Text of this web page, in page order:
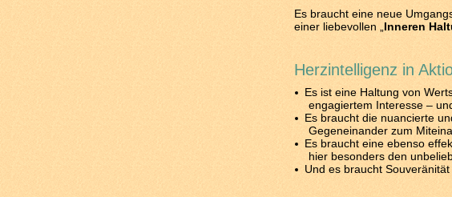
Es braucht eine neue
einer liebevollen „ Inneren
Herzintelligenz in
Es ist eine Haltung von
engagiertem Interesse –
Es braucht die nuancierte
Gegeneinander zum
Es braucht eine ebenso
hier besonders den
Und es braucht Souveränität